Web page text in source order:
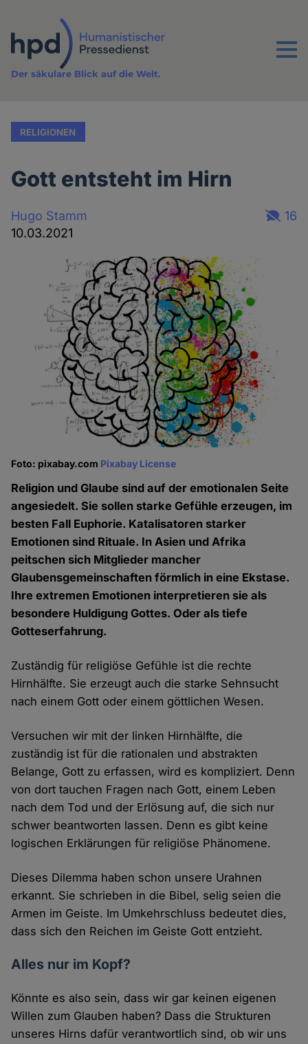
Inhalt
Menu
Der säkulare Blick auf die Welt.
RELIGIONEN
Gott entsteht im Hirn
Hugo Stamm
10.03.2021
16
Foto: pixabay.com Pixabay License
Religion und Glaube sind auf der emotionalen Seite
angesiedelt. Sie sollen starke Gefühle erzeugen, im
besten Fall Euphorie. Katalisatoren starker
Emotionen sind Rituale. In Asien und Afrika
peitschen sich Mitglieder mancher
Glaubensgemeinschaften förmlich in eine Ekstase.
Ihre extremen Emotionen interpretieren sie als
besondere Huldigung Gottes. Oder als tiefe
Gotteserfahrung.
Zuständig für religiöse Gefühle ist die rechte
Hirnhälfte. Sie erzeugt auch die starke Sehnsucht
nach einem Gott oder einem göttlichen Wesen.
Versuchen wir mit der linken Hirnhälfte, die
zuständig ist für die rationalen und abstrakten
Belange, Gott zu erfassen, wird es kompliziert. Denn
von dort tauchen Fragen nach Gott, einem Leben
nach dem Tod und der Erlösung auf, die sich nur
schwer beantworten lassen. Denn es gibt keine
logischen Erklärungen für religiöse Phänomene.
Dieses Dilemma haben schon unsere Urahnen
erkannt. Sie schrieben in die Bibel, selig seien die
Armen im Geiste. Im Umkehrschluss bedeutet dies,
dass sich den Reichen im Geiste Gott entzieht.
Alles nur im Kopf?
Könnte es also sein, dass wir gar keinen eigenen
Willen zum Glauben haben? Dass die Strukturen
unseres Hirns dafür verantwortlich sind, ob wir uns